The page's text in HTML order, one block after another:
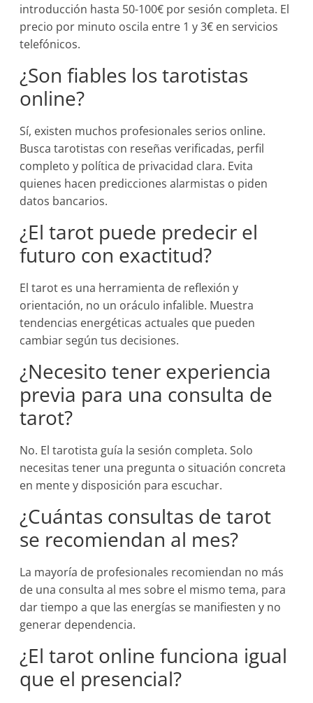
introducción hasta 50-100€ por sesión completa. El
precio por minuto oscila entre 1 y 3€ en servicios
telefónicos.
¿Son fiables los tarotistas
online?
Sí, existen muchos profesionales serios online.
Busca tarotistas con reseñas verificadas, perfil
completo y política de privacidad clara. Evita
quienes hacen predicciones alarmistas o piden
datos bancarios.
¿El tarot puede predecir el
futuro con exactitud?
El tarot es una herramienta de reflexión y
orientación, no un oráculo infalible. Muestra
tendencias energéticas actuales que pueden
cambiar según tus decisiones.
¿Necesito tener experiencia
previa para una consulta de
tarot?
No. El tarotista guía la sesión completa. Solo
necesitas tener una pregunta o situación concreta
en mente y disposición para escuchar.
¿Cuántas consultas de tarot
se recomiendan al mes?
La mayoría de profesionales recomiendan no más
de una consulta al mes sobre el mismo tema, para
dar tiempo a que las energías se manifiesten y no
generar dependencia.
¿El tarot online funciona igual
que el presencial?